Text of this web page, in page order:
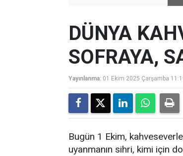
DÜNYA
SOFRAYA,
Yayınlanma: 01 Ekim 2025 Çarşamba
Bugün 1 Ekim,
uyanmanın sihri, kimi için